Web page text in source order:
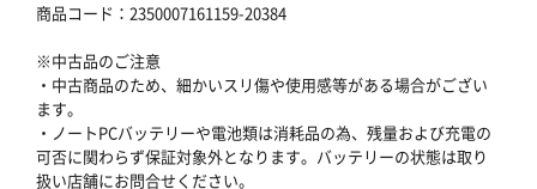
商品コード：2350007161159-20384
※中古品のご注意
・中古商品のため、細かいスリ傷や使用感等がある場合がござい
ます。
・ノートPCバッテリーや電池類は消耗品の為、残量および充電の
可否に関わらず保証対象外となります。バッテリーの状態は取り
扱い店舗にお問合せください。